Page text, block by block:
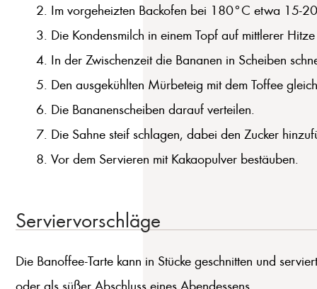
Im vorgeheizten Backofen bei 180°C etwa 15-
Die Kondensmilch in einem Topf auf mittlerer
In der Zwischenzeit die Bananen in Scheiben
Den ausgekühlten Mürbeteig mit dem Toffee
Die Bananenscheiben darauf verteilen.
Die Sahne steif schlagen, dabei den Zucker
Vor dem Servieren mit Kakaopulver bestäuben.
Serviervorschläge
Die Banoffee-Tarte kann in Stücke geschnitten und
oder als süßer Abschluss eines Abendessens.